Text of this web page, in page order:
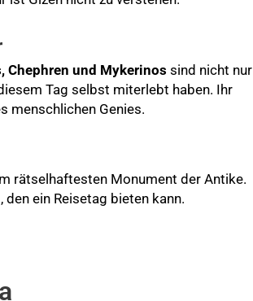
Chephren und Mykerinos sind nicht nur
Tag selbst miterlebt haben. Ihr
menschlichen Genies.
rätselhaftesten Monument der Antike.
ein Reisetag bieten kann.